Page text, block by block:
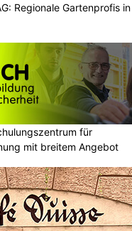
Regionale Gartenprofis in
für
mit breitem Angebot